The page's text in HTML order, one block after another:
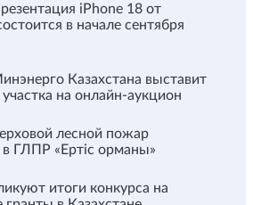
iPhone 18 от
в начале сентября
Казахстана выставит
на онлайн-аукцион
лесной пожар
в ГЛПР «Ертіс орманы»
итоги конкурса на